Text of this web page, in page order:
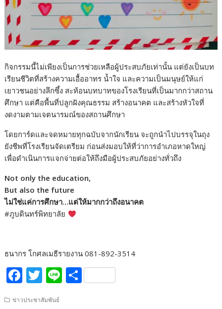
กิจกรรมนี้ไม่เพียงเป็นการช่วยเหลือผู้ประสบภัยเท่านั้น แต่ยังเป็นบท
เรียนชีวิตที่สร้างความเอื้ออาทร น้ำใจ และความเป็นมนุษย์ให้แก่
เยาวชนอย่างลึกซึ้ง สะท้อนบทบาทของโรงเรียนที่เป็นมากกว่าสถาน
ศึกษา แต่คือพื้นที่ปลูกฝังคุณธรรม สร้างอนาคต และสร้างหัวใจที่
งดงามตามเจตนารมณ์ของสถานศึกษา
โดยการ์ดและจดหมายทุกฉบับจากนักเรียน จะถูกนำไปบรรจุในถุง
ยังชีพที่โรงเรียนจัดเตรียม ก่อนส่งมอบให้ที่ว่าการอำเภอหาดใหญ่
เพื่อดำเนินการแจกจ่ายต่อให้ถึงมือผู้ประสบภัยอย่างทั่วถึง
Not only the education,
But also the future
ไม่ใช่แค่การศึกษา…แต่ให้มากกว่าถึงอนาคต
#ภูบดินทร์พิทยาลัย
ธนากร โกศลเมธีรายงาน 081-892-3514
F T Li S
ข่าวประชาสัมพันธ์